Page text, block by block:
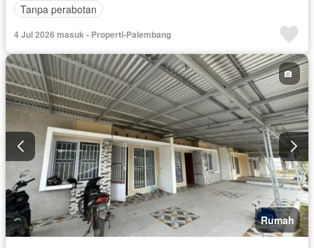
Tanpa perabotan
4 Jul 2026 masuk - Properti-Palembang
Rumah